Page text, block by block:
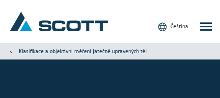
Čeština
Klasifikace a objektivní měření jatečně upravených těl